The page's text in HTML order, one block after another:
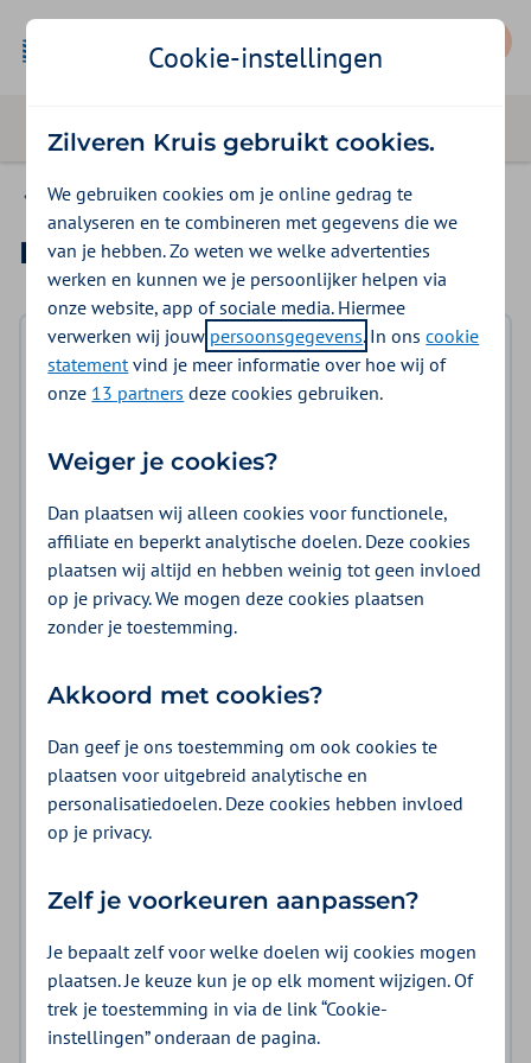
Actify app
Download Actify
Scan en download!
Scan de QR-code hiernaast met de camera van je
telefoon (of gebruik een QR-code scanner app) en
download de Actify-app direct op jouw telefoon.
Cookie-instellingen
Zilveren Kruis gebruikt cookies.
We gebruiken cookies om je online gedrag te
analyseren en te combineren met gegevens die we
van je hebben. Zo weten we welke advertenties
werken en kunnen we je persoonlijker helpen via
onze website, app of sociale media. Hiermee
verwerken wij jouw persoonsgegevens. In onscookie
statementvind je meer informatie over hoe wij of
onze 13 partners deze cookies gebruiken.
Weiger je cookies?
Dan plaatsen wij alleen cookies voor functionele,
affiliate en beperkt analytische doelen. Deze cookies
plaatsen wij altijd en hebben weinig tot geen invloed
op je privacy. We mogen deze cookies plaatsen
zonder je toestemming.
Akkoord met cookies?
Dan geef je ons toestemming om ook cookies te
plaatsen voor uitgebreid analytische en
personalisatiedoelen. Deze cookies hebben invloed
op je privacy.
Zelf je voorkeuren aanpassen?
Je bepaalt zelf voor welke doelen wij cookies mogen
plaatsen. Je keuze kun je op elk moment wijzigen. Of
trek je toestemming in via de link “Cookie-
instellingen” onderaan de pagina.